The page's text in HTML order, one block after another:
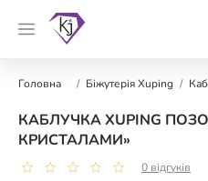
Головна Біжутерія Xuping
КАБЛУЧКА XUPING
КРИСТАЛАМИ»
0 відгуків